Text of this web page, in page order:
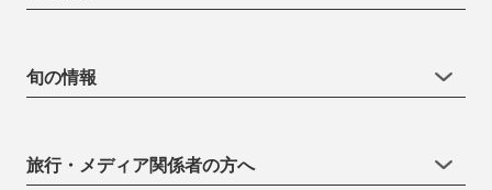
旬の情報
旅行・メディア関係者の方へ